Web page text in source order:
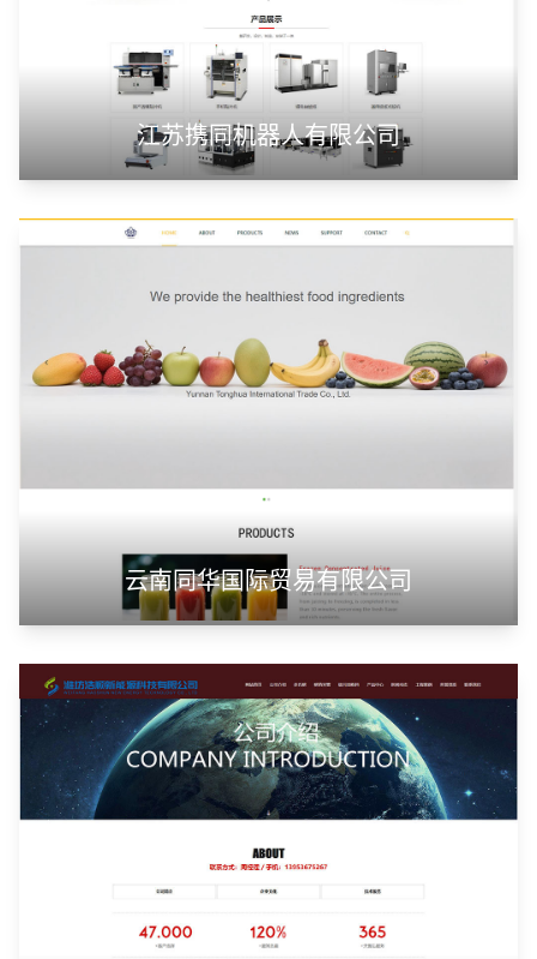
江苏携同机器人有限公司
云南同华国际贸易有限公司